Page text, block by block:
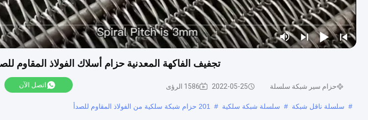
تجفيف الفاكهة المعدنية حزام أسلاك الفولاذ المقاوم
حزام سير شبكة سلسلة 2022-05-25 1586 الرؤى اتصل الآن
# سلسلة ناقل شبكة # سلسلة شبكة سلكية # 201 حزام شبكة سلكية من الفولاذ المقاوم للصدأ